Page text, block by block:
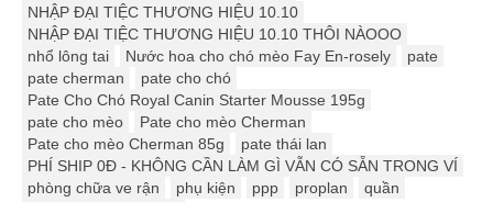
NHẬP ĐẠI TIỆC THƯƠNG HIỆU 10.10
NHẬP ĐẠI TIỆC THƯƠNG HIỆU 10.10 THÔI NÀOOO
nhổ lông tai
Nước hoa cho chó mèo Fay En-rosely
pate
pate cherman
pate cho chó
Pate Cho Chó Royal Canin Starter Mousse 195g
pate cho mèo
Pate cho mèo Cherman
Pate cho mèo Cherman 85g
pate thái lan
PHÍ SHIP 0Đ - KHÔNG CẦN LÀM GÌ VẪN CÓ SẴN TRONG VÍ
phòng chữa ve rận
phụ kiện ppp proplan
quần